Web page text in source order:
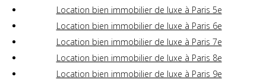
Location bien immobilier de luxe à Paris 5e
Location bien immobilier de luxe à Paris 6e
Location bien immobilier de luxe à Paris 7e
Location bien immobilier de luxe à Paris 8e
Location bien immobilier de luxe à Paris 9e